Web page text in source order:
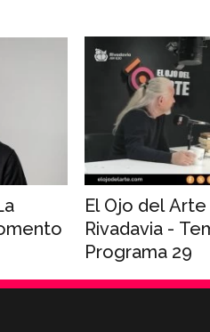
El Ojo del Arte
Rivadavia -
Programa 29